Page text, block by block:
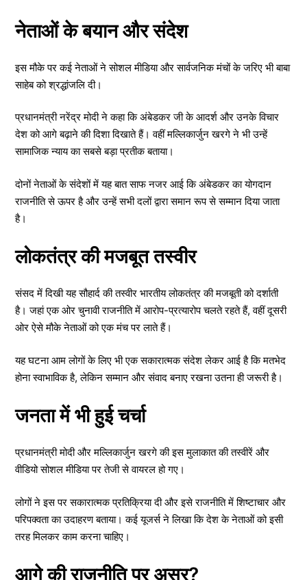
नेताओं के बयान और संदेश
इस मौके पर कई नेताओं ने सोशल मीडिया और सार्वजनिक मंचों के जरिए भी बाबा
साहेब को श्रद्धांजलि दी।
प्रधानमंत्री नरेंद्र मोदी ने कहा कि अंबेडकर जी के आदर्श और उनके विचार
देश को आगे बढ़ाने की दिशा दिखाते हैं। वहीं मल्लिकार्जुन खरगे ने भी उन्हें
सामाजिक न्याय का सबसे बड़ा प्रतीक बताया।
दोनों नेताओं के संदेशों में यह बात साफ नजर आई कि अंबेडकर का योगदान
राजनीति से ऊपर है और उन्हें सभी दलों द्वारा समान रूप से सम्मान दिया जाता
है।
लोकतंत्र की मजबूत तस्वीर
संसद में दिखी यह सौहार्द की तस्वीर भारतीय लोकतंत्र की मजबूती को दर्शाती
है। जहां एक ओर चुनावी राजनीति में आरोप-प्रत्यारोप चलते रहते हैं, वहीं दूसरी
ओर ऐसे मौके नेताओं को एक मंच पर लाते हैं।
यह घटना आम लोगों के लिए भी एक सकारात्मक संदेश लेकर आई है कि मतभेद
होना स्वाभाविक है, लेकिन सम्मान और संवाद बनाए रखना उतना ही जरूरी है।
जनता में भी हुई चर्चा
प्रधानमंत्री मोदी और मल्लिकार्जुन खरगे की इस मुलाकात की तस्वीरें और
वीडियो सोशल मीडिया पर तेजी से वायरल हो गए।
लोगों ने इस पर सकारात्मक प्रतिक्रिया दी और इसे राजनीति में शिष्टाचार और
परिपक्वता का उदाहरण बताया। कई यूजर्स ने लिखा कि देश के नेताओं को इसी
तरह मिलकर काम करना चाहिए।
आगे की राजनीति पर असर?